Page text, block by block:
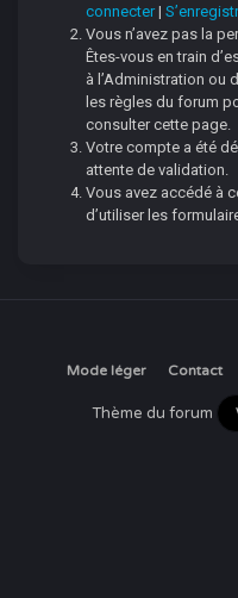
connecter|
Vous n’avez pas la
Êtes-vous en train
à l’Administration ou
les règles du forum
consulter cette page.
Votre compte a été
attente de validation.
Vous avez accédé à
d’utiliser les
Mode léger Contact
Thème du forum